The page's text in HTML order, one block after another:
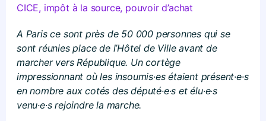
CICE, impôt à la source, pouvoir d’achat
A Paris ce sont près de 50 000 personnes qui se
sont réunies place de l’Hôtel de Ville avant de
marcher vers République. Un cortège
impressionnant où les insoumis·es étaient présent·e·s
en nombre aux cotés des député·e·s et élu·e·s
venu·e·s rejoindre la marche.